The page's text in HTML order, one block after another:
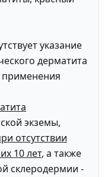
указание
дерматита
применения
экземы,
отсутствии
10 лет, а также
склеродермии -